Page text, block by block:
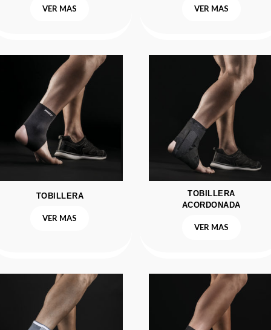
VER MAS VER MAS
TOBILLERA
VER MAS
TOBILLERA
ACORDONADA
VER MAS